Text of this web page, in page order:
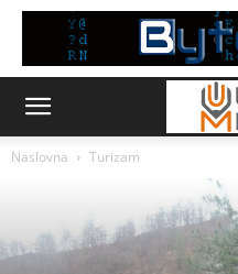
Naslovna Turizam